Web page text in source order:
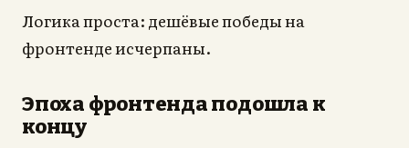
Логика проста: дешёвые победы на
фронтенде исчерпаны.
Эпоха фронтенда подошла к
концу